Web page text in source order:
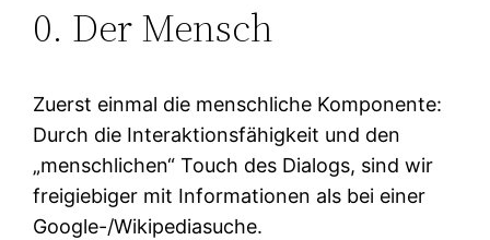
0. Der Mensch
Zuerst einmal die menschliche Komponente:
Durch die Interaktionsfähigkeit und den
„menschlichen“ Touch des Dialogs, sind wir
freigiebiger mit Informationen als bei einer
Google-/Wikipediasuche.